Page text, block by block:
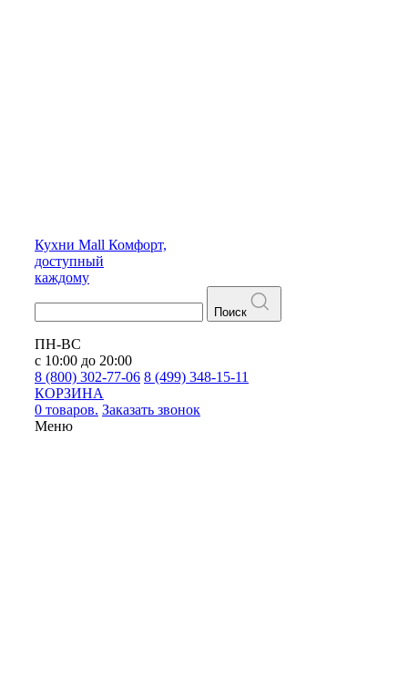
Кухни Mall Комфорт,
доступный
каждому
Поиск
ПН-ВС
с 10:00 до 20:00
8 (800) 302-77-06 8 (499) 348-15-11
КОРЗИНА
0 товаров. Заказать звонок
Меню